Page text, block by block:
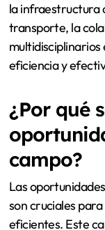
la infraestructura
transporte, la
multidisciplinarios
eficiencia y
¿Por qué
campo?
Las
son cruciales
eficientes. Este